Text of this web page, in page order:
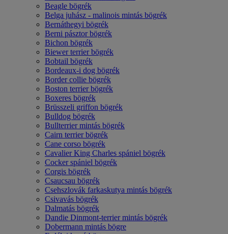
Beagle bögrék
Belga juhász - malinois mintás bögrék
Bernáthegyi bögrék
Berni pásztor bögrék
Bichon bögrék
Biewer terrier bögrék
Bobtail bögrék
Bordeaux-i dog bögrék
Border collie bögrék
Boston terrier bögrék
Boxeres bögrék
Brüsszeli griffon bögrék
Bulldog bögrék
Bullterrier mintás bögrék
Cairn terrier bögrék
Cane corso bögrék
Cavalier King Charles spániel bögrék
Cocker spániel bögrék
Corgis bögrék
Csaucsau bögrék
Csehszlovák farkaskutya mintás bögrék
Csivavás bögrék
Dalmatás bögrék
Dandie Dinmont-terrier mintás bögrék
Dobermann mintás bögre